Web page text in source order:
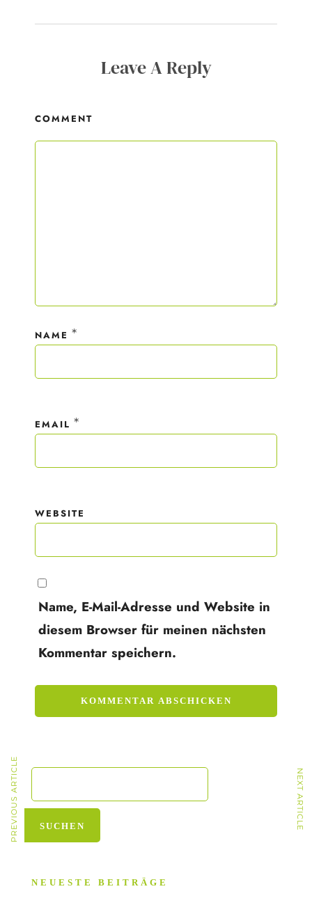
Leave A Reply
COMMENT
NAME *
EMAIL *
WEBSITE
Name, E-Mail-Adresse und Website in
diesem Browser für meinen nächsten
Kommentar speichern.
PREVIOUS ARTICLE NEXT ARTICLE
NEUESTE BEITRÄGE